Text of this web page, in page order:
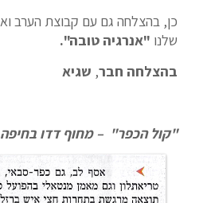
כן, בהצלחה גם עם קבוצת הערב
שלנו "אנרגיה טובה".
בהצלחה חבר, שגיא
"קול הכפר" – מחוף דדו בחיפה,